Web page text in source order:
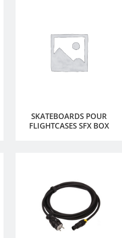
SKATEBOARDS POUR
FLIGHTCASES SFX BOX